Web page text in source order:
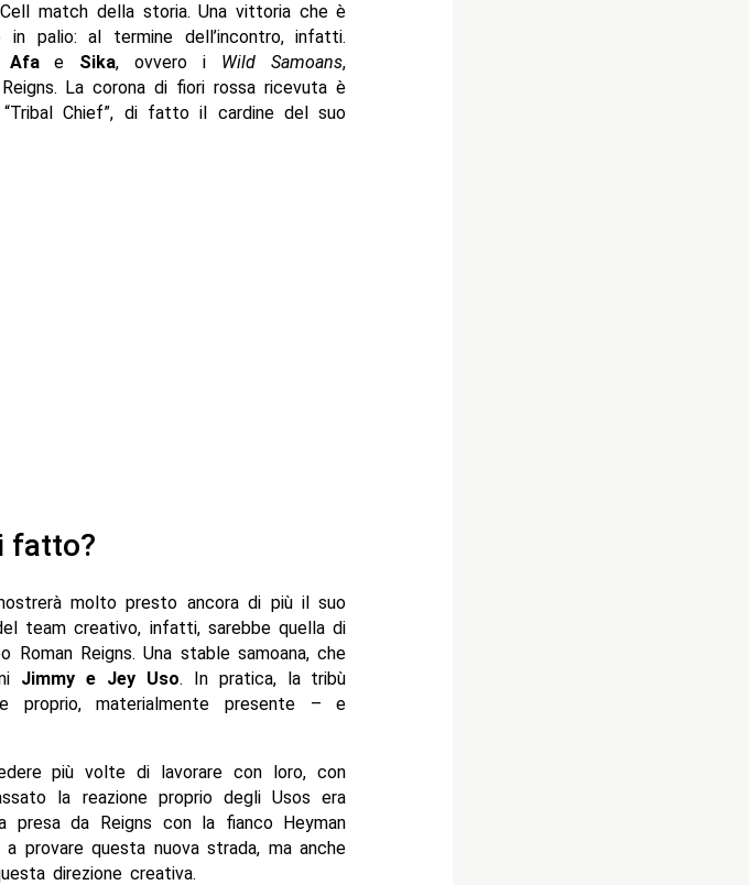
match della storia. Una vittoria che è
palio: al termine dell’incontro, infatti.
Afae Sika, ovvero i Wild Samoans,
La corona di fiori rossa ricevuta è
Chief”, di fatto il cardine del suo
fatto?
molto presto ancora di più il suo
team creativo, infatti, sarebbe quella di
Roman Reigns. Una stable samoana, che
Jimmy e Jey Uso. In pratica, la tribù
proprio, materialmente presente – e
più volte di lavorare con loro, con
la reazione proprio degli Usos era
presa da Reigns con la fianco Heyman
provare questa nuova strada, ma anche
direzione creativa.